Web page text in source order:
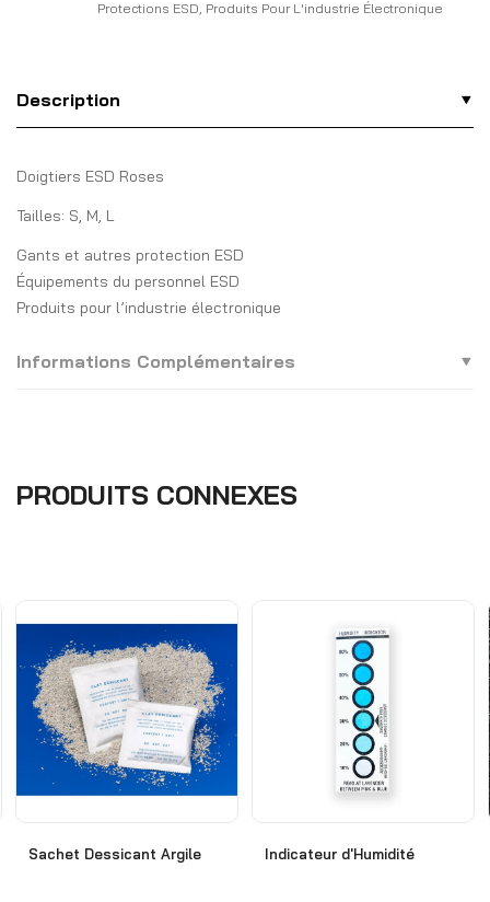
Protections ESD Produits Pour L'industrie Électronique
Description
Doigtiers ESD Roses
Tailles: S, M, L
Gants et autres protection ESD
Équipements du personnel ESD
Produits pour l’industrie électronique
Informations Complémentaires
PRODUITS CONNEXES
Sachet Dessicant Argile Indicateur d'Humidité